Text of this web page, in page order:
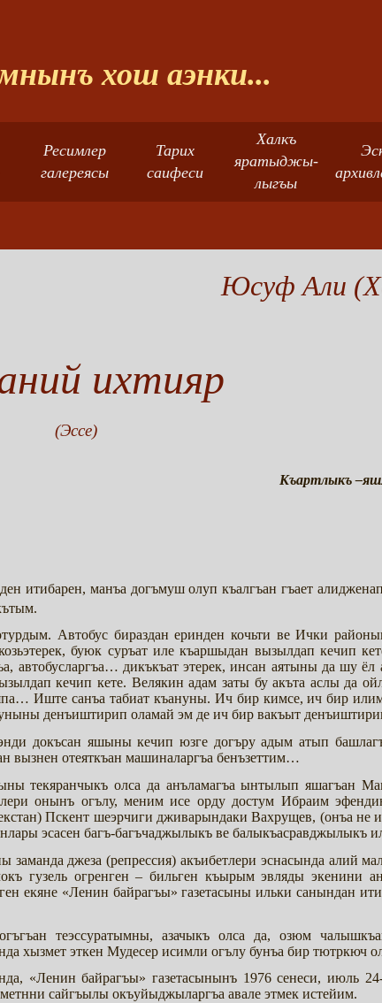
хош аэнки...
Ресимлер
галереясы
Тарих
саифеси
Халкъ
яратыджы-
лыгъы
Юсуф Али
ихтияр
(Эссе)
Къартлыкъ
итибарен, манъа догъмуш олуп къалгъан гъает
Автобус бираздан еринден кочьти ве Ички
буюк суръат иле къаршыдан вызылдап кечип
автобусларгъа… дикъкъат этерек, инсан аятыны да шу ёл
кечип кете. Велякин адам заты бу акъта аслы да
Иште санъа табиат къануны. Ич бир кимсе, ич бир
денъиштирип оламай эм де ич бир вакъыт
докъсан яшыны кечип юзге догъру адым атып
вызнен отеяткъан машиналаргъа бенъзеттим…
текяранчыкъ олса да анъламагъа ынтылып яшагъан
онынъ огълу, меним исе орду достум Ибраим
Пскент шеэрчиги дживарындаки Вахрущев, (онъа не
эсасен багъ-багъчаджылыкъ ве балыкъасравджылыкъ
джеза (репрессия) акъибетлери эснасында алий
гузель огренген – бильген къырым эвляды экенини
екяне «Ленин байрагъы» газетасыны ильки санындан
теэссуратымны, азачыкъ олса да, озюм
хызмет эткен Мудесер исимли огълу бунъа бир тютркюч
«Ленин байрагъы» газетасынынъ 1976 сенеси, июль
сайгъылы окъуйыджыларгъа авале этмек истейим.